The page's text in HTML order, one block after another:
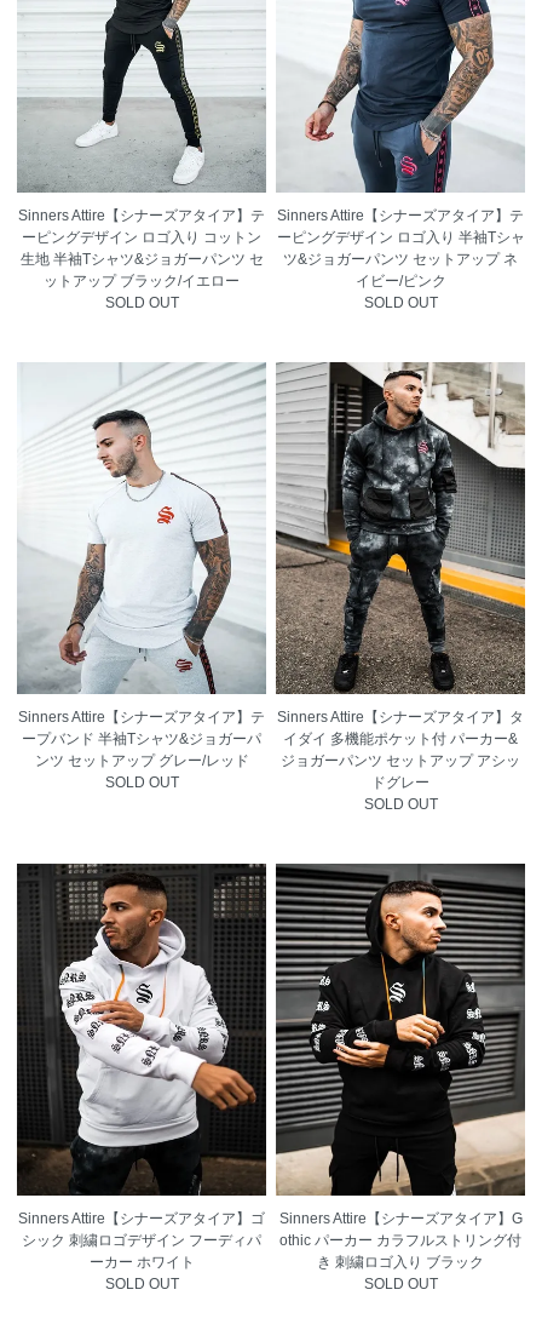
Sinners Attire【シナーズアタイア】テ
ーピングデザイン ロゴ入り コットン
生地 半袖Tシャツ&ジョガーパンツ セ
ットアップ ブラック/イエロー
SOLD OUT
Sinners Attire【シナーズアタイア】テ
ーピングデザイン ロゴ入り 半袖Tシャ
ツ&ジョガーパンツ セットアップ ネ
イビー/ピンク
SOLD OUT
Sinners Attire【シナーズアタイア】テ
ープバンド 半袖Tシャツ&ジョガーパ
ンツ セットアップ グレー/レッド
SOLD OUT
Sinners Attire【シナーズアタイア】タ
イダイ 多機能ポケット付 パーカー&
ジョガーパンツ セットアップ アシッ
ドグレー
SOLD OUT
Sinners Attire【シナーズアタイア】ゴ
シック 刺繍ロゴデザイン フーディパ
ーカー ホワイト
SOLD OUT
Sinners Attire【シナーズアタイア】G
othic パーカー カラフルストリング付
き 刺繍ロゴ入り ブラック
SOLD OUT